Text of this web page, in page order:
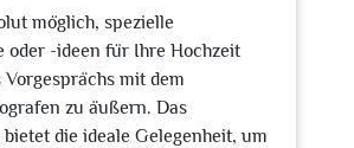
möglich, spezielle
oder -ideen für Ihre Hochzeit
Vorgesprächs mit dem
zu äußern. Das
die ideale Gelegenheit, um